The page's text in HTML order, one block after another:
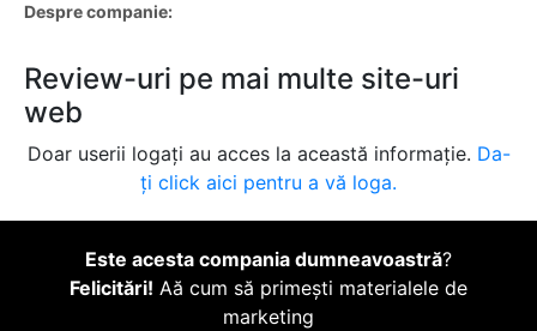
Despre companie:
Review-uri pe mai multe site-uri
web
Doar userii logați au acces la această informație. Da-
ți click aici pentru a vă loga.
Este acesta compania dumneavoastră?
Felicitări! Aă cum să primești materialele de
marketing